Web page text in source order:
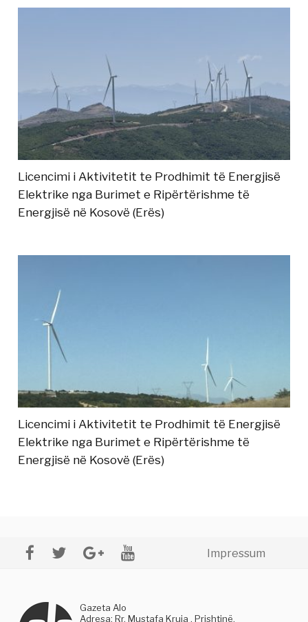
Licencimi i Aktivitetit te Prodhimit të Energjisë
Elektrike nga Burimet e Ripërtërishme të
Energjisë në Kosovë (Erës)
Licencimi i Aktivitetit te Prodhimit të Energjisë
Elektrike nga Burimet e Ripërtërishme të
Energjisë në Kosovë (Erës)
Impressum
Gazeta Alo
Adresa: Rr. Mustafa Kruja , Prishtinë,